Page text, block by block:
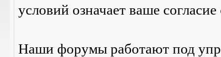
условий означает ваше
Наши форумы работают под